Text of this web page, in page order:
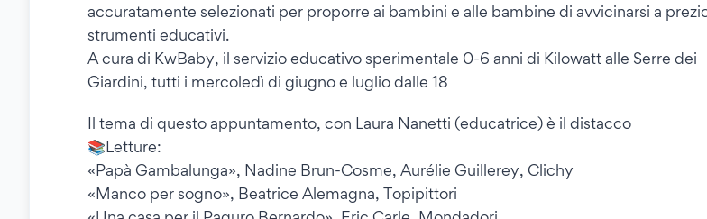
accuratamente selezionati per proporre ai bambini e alle bambine di avvicinarsi a
strumenti educativi.
A cura di KwBaby, il servizio educativo sperimentale 0-6 anni di Kilowatt alle Serre dei
Giardini, tutti i mercoledì di giugno e luglio dalle 18
Il tema di questo appuntamento, con Laura Nanetti (educatrice) è il distacco
📚Letture:
«Papà Gambalunga», Nadine Brun-Cosme, Aurélie Guillerey, Clichy
«Manco per sogno», Beatrice Alemagna, Topipittori